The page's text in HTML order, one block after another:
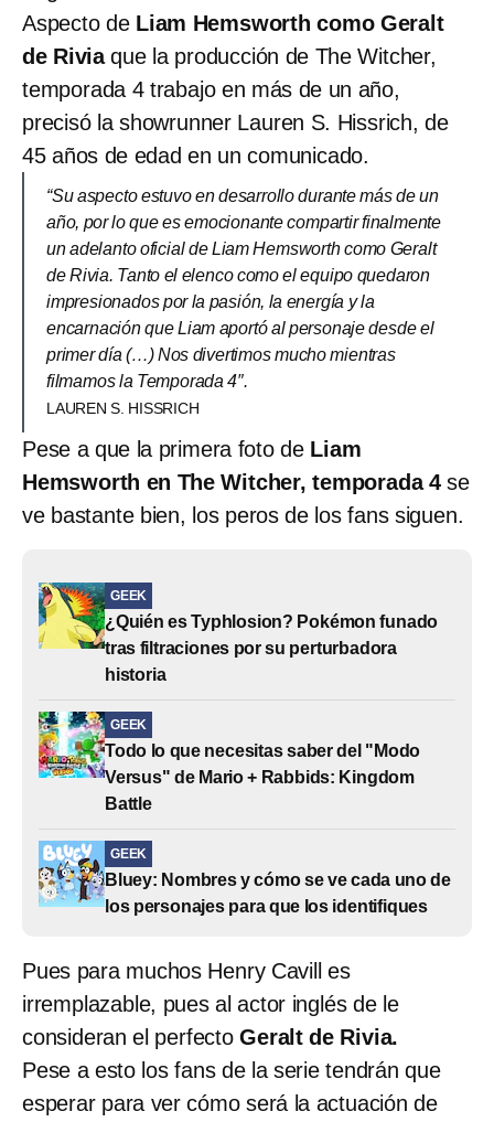
Aspecto de Liam Hemsworth como Geralt
de Riviaque la producción de The Witcher,
temporada 4 trabajo en más de un año,
precisó la showrunner Lauren S. Hissrich, de
45 años de edad en un comunicado.
“Su aspecto estuvo en desarrollo durante más de un
año, por lo que es emocionante compartir finalmente
un adelanto oficial de Liam Hemsworth como Geralt
de Rivia. Tanto el elenco como el equipo quedaron
impresionados por la pasión, la energía y la
encarnación que Liam aportó al personaje desde el
primer día (…) Nos divertimos mucho mientras
filmamos la Temporada 4″.
LAUREN S. HISSRICH
Pese a que la primera foto de Liam
Hemsworth en The Witcher, temporada 4se
ve bastante bien, los peros de los fans siguen.
GEEK
¿Quién es Typhlosion? Pokémon funado
tras filtraciones por su perturbadora
historia
GEEK
Todo lo que necesitas saber del "Modo
Versus" de Mario + Rabbids: Kingdom
Battle
GEEK
Bluey: Nombres y cómo se ve cada uno de
los personajes para que los identifiques
Pues para muchos Henry Cavill es
irremplazable, pues al actor inglés de le
consideran el perfectoGeralt de Rivia.
Pese a esto los fans de la serie tendrán que
esperar para ver cómo será la actuación de